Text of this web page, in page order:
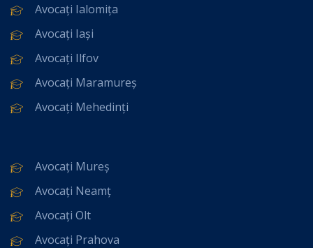
Avocați Ialomița
Avocați Iași
Avocați Ilfov
Avocați Maramureș
Avocați Mehedinți
Avocați Mureș
Avocați Neamț
Avocați Olt
Avocați Prahova